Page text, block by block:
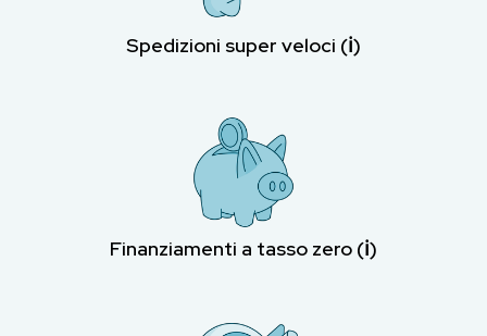
Spedizioni super veloci (ℹ︎)
Finanziamenti a tasso zero (ℹ︎)